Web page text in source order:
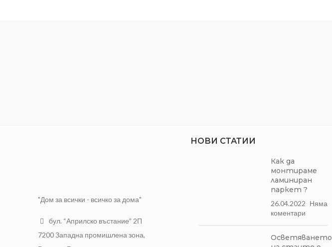
"Дом за всички - всичко за дома"
бул. “Априлско въстание” 2П
7200 Западна промишлена зона,
НОВИ СТАТИИ
Как да
монтираме
ламиниран
паркет ?
26.04.2022 Няма
коментари
Осветяването